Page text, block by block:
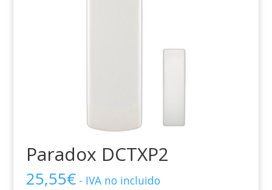
Paradox DCTXP2
25,55€ - IVA no incluido